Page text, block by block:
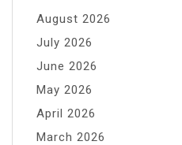
August 2026
July 2026
June 2026
May 2026
April 2026
March 2026